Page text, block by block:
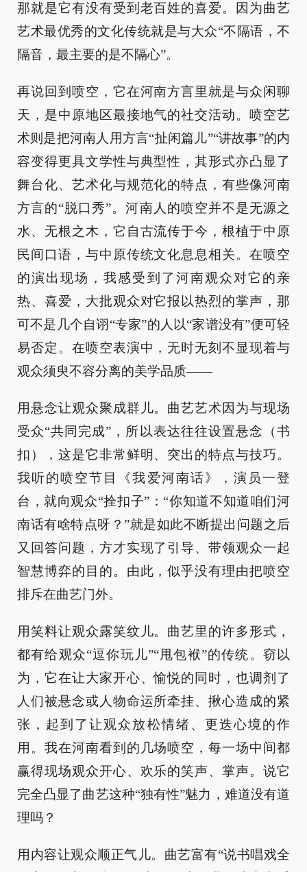
那就是它有没有受到老百姓的喜爱。因为曲艺
艺术最优秀的文化传统就是与大众“不隔语，不
隔音，最主要的是不隔心”。
再说回到喷空，它在河南方言里就是与众闲聊
天，是中原地区最接地气的社交活动。喷空艺
术则是把河南人用方言“扯闲篇儿”“讲故事”的内
容变得更具文学性与典型性，其形式亦凸显了
舞台化、艺术化与规范化的特点，有些像河南
方言的“脱口秀”。河南人的喷空并不是无源之
水、无根之木，它自古流传于今，根植于中原
民间口语，与中原传统文化息息相关。在喷空
的演出现场，我感受到了河南观众对它的亲
热、喜爱，大批观众对它报以热烈的掌声，那
可不是几个自诩“专家”的人以“家谱没有”便可轻
易否定。在喷空表演中，无时无刻不显现着与
观众须臾不容分离的美学品质——
用悬念让观众聚成群儿。曲艺艺术因为与现场
受众“共同完成”，所以表达往往设置悬念（书
扣），这是它非常鲜明、突出的特点与技巧。
我听的喷空节目《我爱河南话》，演员一登
台，就向观众“拴扣子”：“你知道不知道咱们河
南话有啥特点呀？”就是如此不断提出问题之后
又回答问题，方才实现了引导、带领观众一起
智慧博弈的目的。由此，似乎没有理由把喷空
排斥在曲艺门外。
用笑料让观众露笑纹儿。曲艺里的许多形式，
都有给观众“逗你玩儿”“甩包袱”的传统。窃以
为，它在让大家开心、愉悦的同时，也调剂了
人们被悬念或人物命运所牵挂、揪心造成的紧
张，起到了让观众放松情绪、更迭心境的作
用。我在河南看到的几场喷空，每一场中间都
赢得现场观众开心、欢乐的笑声、掌声。说它
完全凸显了曲艺这种“独有性”魅力，难道没有道
理吗？
用内容让观众顺正气儿。曲艺富有“说书唱戏全